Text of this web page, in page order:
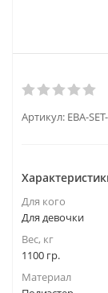
Артикул: EBA-
Для кого
Для девочки
Вес, кг
1100 гр.
Материал